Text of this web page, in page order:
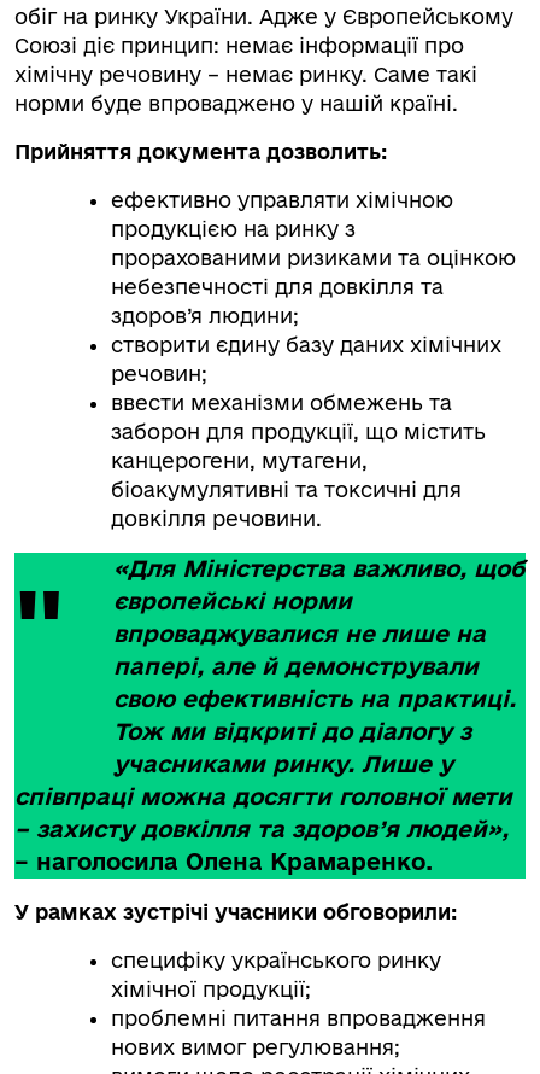
обіг на ринку України. Адже у Європейському
Союзі діє принцип: немає інформації про
хімічну речовину – немає ринку. Саме такі
норми буде впроваджено у нашій країні.
Прийняття документа дозволить:
ефективно управляти хімічною
продукцією на ринку з
прорахованими ризиками та оцінкою
небезпечності для довкілля та
здоров’я людини;
створити єдину базу даних хімічних
речовин;
ввести механізми обмежень та
заборон для продукції, що містить
канцерогени, мутагени,
біоакумулятивні та токсичні для
довкілля речовини.
«Для Міністерства важливо, щоб
європейські норми
впроваджувалися не лише на
папері, але й демонстрували
свою ефективність на практиці.
Тож ми відкриті до діалогу з
учасниками ринку. Лише у
співпраці можна досягти головної мети
– захисту довкілля та здоров’я людей»,
– наголосила Олена Крамаренко.
У рамках зустрічі учасники обговорили:
специфіку українського ринку
хімічної продукції;
проблемні питання впровадження
нових вимог регулювання;